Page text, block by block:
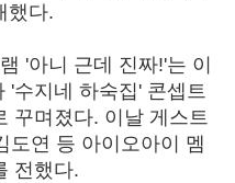
했다.
'아니 근데 진짜!'는 이
'수지네 하숙집' 콘셉트
꾸며졌다. 이날 게스트
도연 등 아이오아이 멤
전했다.